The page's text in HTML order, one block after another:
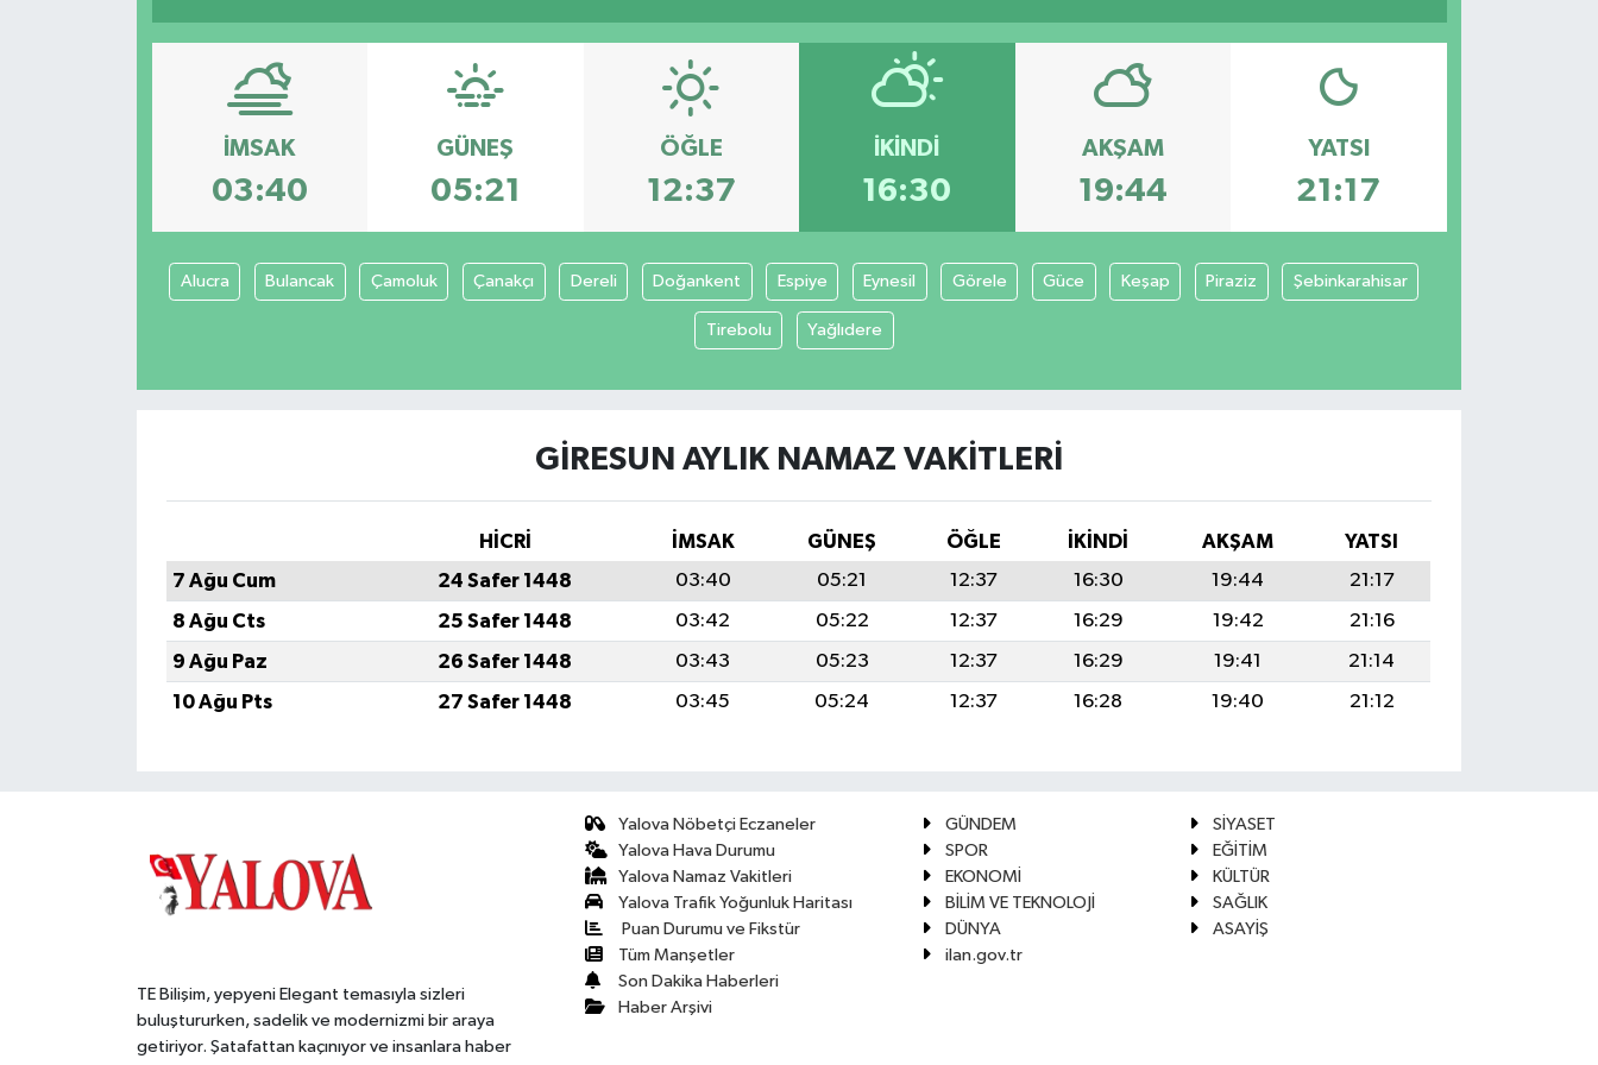
İMSAK
03:40
GÜNEŞ
05:21
ÖĞLE
12:37
İKINDI
16:30
AKŞAM
19:44
YATSI
21:17
Alucra Bulancak Çamoluk Çanakçı Dereli Doğankent Espiye Eynesil Görele Güce Keşap Piraziz Şebinkarahisar
Tirebolu Yağlıdere
GIRESUN AYLIK NAMAZ VAKITLERI
HİCRİ İMSAK GÜNEŞ ÖĞLE İKINDI AKŞAM
YATSI
7 Ağu Cum
24 Safer 1448 03:40 05:21 12:37 16:30 19:44
21:17
8 Ağu Cts
25 Safer 1448 03:42 05:22 12:37 16:29 19:42
21:16
9 Ağu Paz
26 Safer 1448 03:43 05:23 12:37 16:29 19:41
21:14
10 Ağu Pts
27 Safer 1448 03:45 05:24 12:37 16:28 19:40 21:12
TE Bilişim, yepyeni Elegant temasıyla sizleri
buluştururken, sadelik ve modernizmi bir araya
getiriyor. Şatafattan kaçınıyor ve insanlara haber
Yalova Nöbetçi Eczaneler
Yalova Hava Durumu
Yalova Namaz Vakitleri
Yalova Trafik Yoğunluk Haritası
Puan Durumu ve Fikstür
Tüm Manşetler
Son Dakika Haberleri
Haber Arşivi
GÜNDEM
SİYASET
SPOR
EĞİTİM
EKONOMİ
KÜLTÜR
BİLİM VE TEKNOLOJİ
SAĞLIK
DÜNYA
ASAYİŞ
ilan.gov.tr